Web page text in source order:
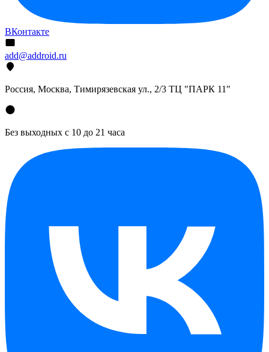
ВКонтакте
add@addroid.ru
Россия, Москва, Тимирязевская ул., 2/3 ТЦ "ПАРК 11"
Без выходных с 10 до 21 часа